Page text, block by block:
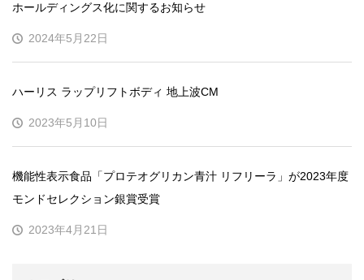
ホールディングス化に関するお知らせ
2024年5月22日
ハーリス ラップリフトボディ 地上波CM
2023年5月10日
機能性表示食品「プロテオグリカン青汁 リフリーラ」が2023年度
モンドセレクション銀賞受賞
2023年4月21日